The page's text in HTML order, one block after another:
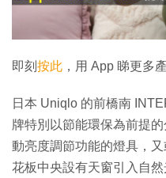
即刻 按此 ，用 App 睇更多
日本 Uniqlo 的前橋南
牌特別以節能環保為前提
動亮度調節功能的燈具，
花板中央設有天窗引入自